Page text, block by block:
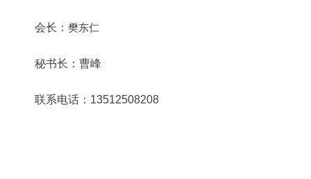
会长： 樊东仁
秘书长：曹峰
联系电话：13512508208